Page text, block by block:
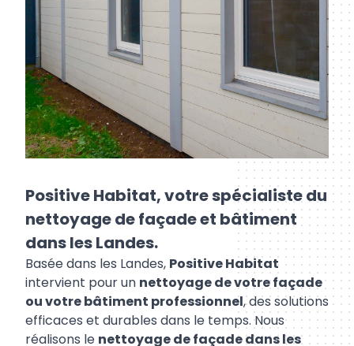
Positive Habitat, votre spécialiste du
nettoyage de façade et bâtiment
dans les Landes.
Basée dans les Landes, Positive Habitat
intervient pour un nettoyage de votre façade
ou votre bâtiment professionnel, des solutions
efficaces et durables dans le temps. Nous
réalisons le nettoyage de façade dans les